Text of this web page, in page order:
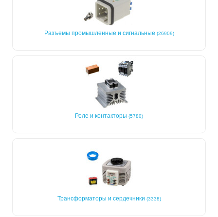
Разъемы промышленные и сигнальные (26909)
Реле и контакторы (5780)
Трансформаторы и сердечники (3338)